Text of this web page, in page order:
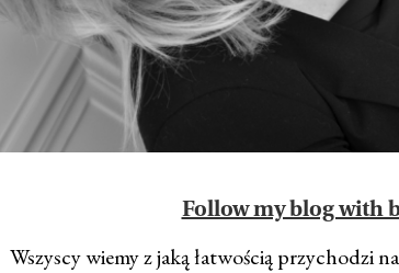
Follow my blog with
Wszyscy wiemy z jaką łatwością przychodzi